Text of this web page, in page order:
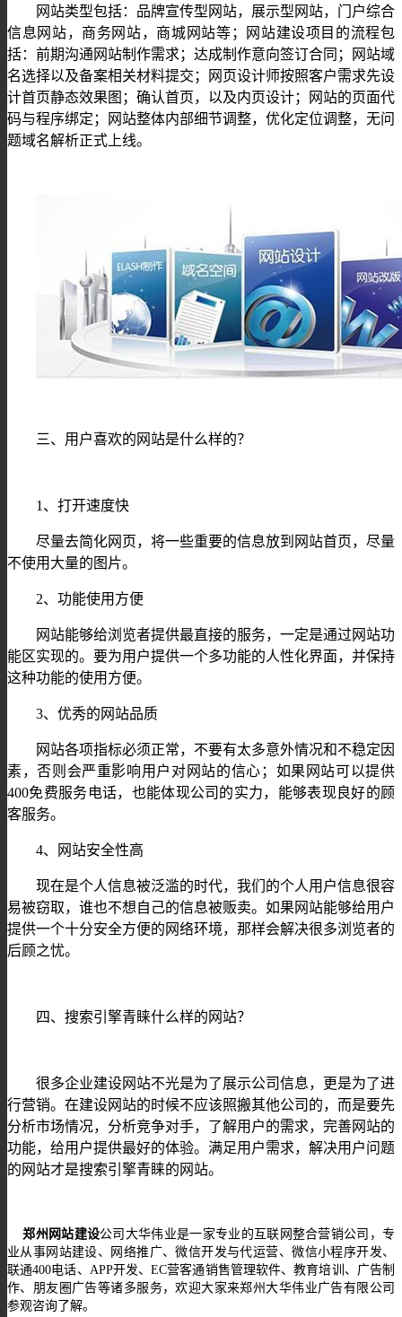
网站类型包括：品牌宣传型网站，展示型网站，门户综合
信息网站，商务网站，商城网站等；网站建设项目的流程包
括：前期沟通网站制作需求；达成制作意向签订合同；网站域
名选择以及备案相关材料提交；网页设计师按照客户需求先设
计首页静态效果图；确认首页，以及内页设计；网站的页面代
码与程序绑定；网站整体内部细节调整，优化定位调整，无问
题域名解析正式上线。
三、用户喜欢的网站是什么样的？
1、打开速度快
尽量去简化网页，将一些重要的信息放到网站首页，尽量
不使用大量的图片。
2、功能使用方便
网站能够给浏览者提供最直接的服务，一定是通过网站功
能区实现的。要为用户提供一个多功能的人性化界面，并保持
这种功能的使用方便。
3、优秀的网站品质
网站各项指标必须正常，不要有太多意外情况和不稳定因
素，否则会严重影响用户对网站的信心；如果网站可以提供
400免费服务电话，也能体现公司的实力，能够表现良好的顾
客服务。
4、网站安全性高
现在是个人信息被泛滥的时代，我们的个人用户信息很容
易被窃取，谁也不想自己的信息被贩卖。如果网站能够给用户
提供一个十分安全方便的网络环境，那样会解决很多浏览者的
后顾之忧。
四、搜索引擎青睐什么样的网站？
很多企业建设网站不光是为了展示公司信息，更是为了进
行营销。在建设网站的时候不应该照搬其他公司的，而是要先
分析市场情况，分析竞争对手，了解用户的需求，完善网站的
功能，给用户提供最好的体验。满足用户需求，解决用户问题
的网站才是搜索引擎青睐的网站。
郑州网站建设公司大华伟业是一家专业的 互联网整合营销公司 ，专
业从事网站建设、网络推广、微信开发与代运营、微信小程序开发、
联通400电话、 APP开发、EC营客通销售管理软件、教育培训、广告制
作、朋友圈广告等诸多服务，欢迎大家来郑州大华伟业广告有限公司
参观咨询了解。